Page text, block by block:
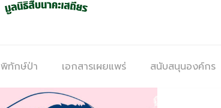
พิทักษ์ป่า เอกสารเผยแพร่ สนับสนุนองค์กร